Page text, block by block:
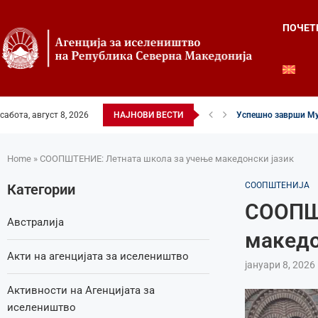
сабота, август 8, 2026 НАЈНОВИ ВЕСТИ Четвртиот ден од
Home » СООПШТЕНИЕ: Летната школа за учење македонски јазик
СООПШТЕНИЈА
јануари 8, 2026
Категории
Австралија
Акти на агенцијата за иселеништво
Активности на Агенцијата за
иселеништво